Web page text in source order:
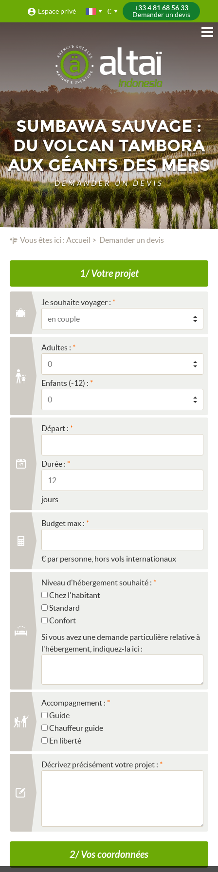
Espace privé €
+33 4 81 68 56 33
Demander un devis
Vous êtes ici : Accueil Demander un devis
SUMBAWA SAUVAGE :
DU VOLCAN TAMBORA
AUX GÉANTS DES MERS
DEMANDER UN DEVIS
1/ Votre projet
Je souhaite voyager :
Adultes :
Enfants (-12) :
Départ :
Durée :
jours
Budget max :
€ par personne, hors vols internationaux
Niveau d'hébergement souhaité :
Chez l'habitant
Standard
Confort
Si vous avez une demande particulière relative à
l'hébergement, indiquez-la ici :
Accompagnement :
Guide
Chauffeur guide
En liberté
Décrivez précisément votre projet :
2/ Vos coordonnées